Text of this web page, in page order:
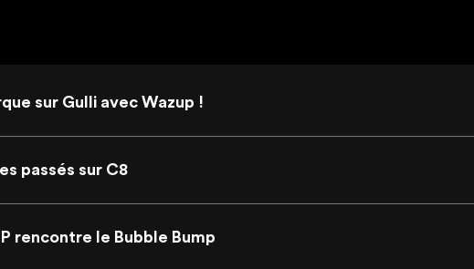
sur Gulli avec Wazup !
passés sur C8
rencontre le Bubble Bump